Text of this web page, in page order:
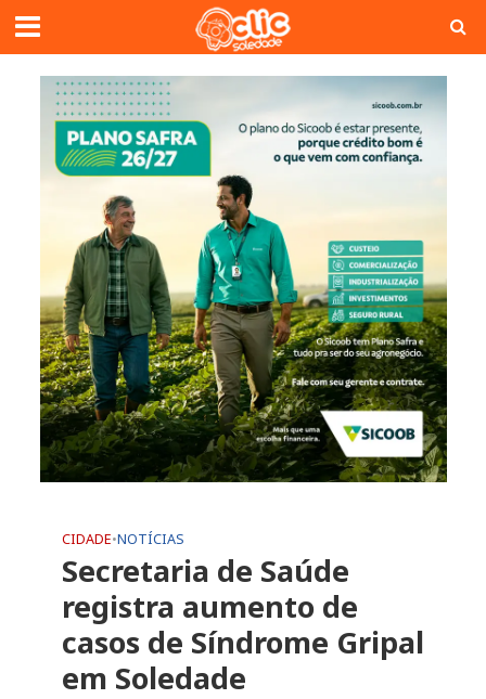
CIDADE•NOTÍCIAS
Secretaria de Saúde
registra aumento de
casos de Síndrome Gripal
em Soledade